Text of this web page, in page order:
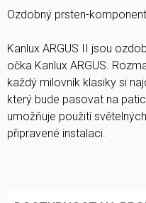
Ozdobný prsten-
Kanlux ARGUS II jsou
očka Kanlux ARGUS.
každý milovník klasiky si
který bude pasovat na
umožňuje použití
připravené instalaci.